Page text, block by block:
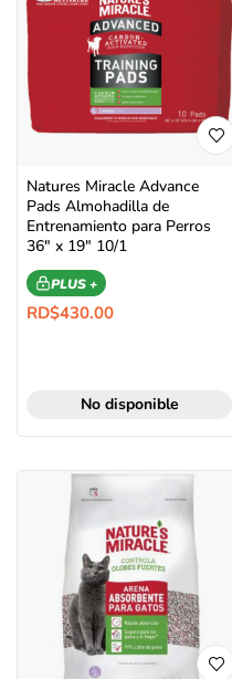
Natures Miracle Advance
Pads Almohadilla de
Entrenamiento para Perros
36″ x 19″ 10/1
PLUS +
RD$430.00
No disponible